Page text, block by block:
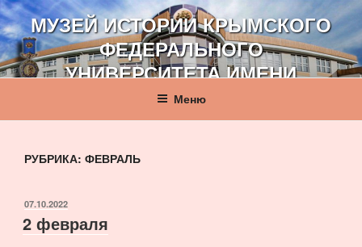
Перейти
к
содержимому
МУЗЕЙ ИСТОРИИ КРЫМСКОГО
ФЕДЕРАЛЬНОГО
УНИВЕРСИТЕТА ИМЕНИ
В. И. ВЕРНАДСКОГО
Меню
РУБРИКА: ФЕВРАЛЬ
ОПУБЛИКОВАНО
07.10.2022
2 февраля